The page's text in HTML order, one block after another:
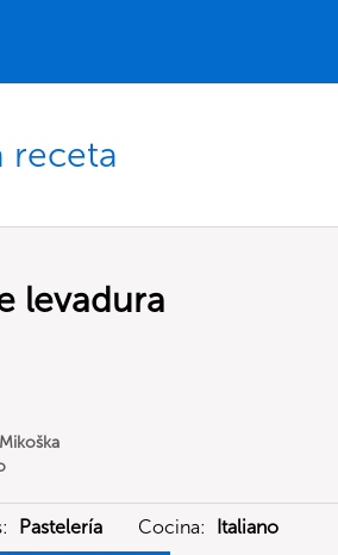
receta
levadura
Pastelería Cocina: Italiano